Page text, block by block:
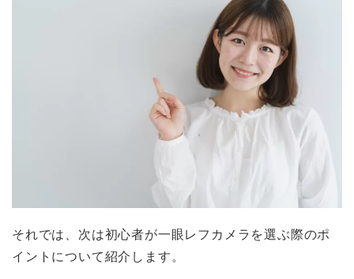
それでは、次は初心者が一眼レフカメラを選ぶ際のポ
イントについて紹介します。